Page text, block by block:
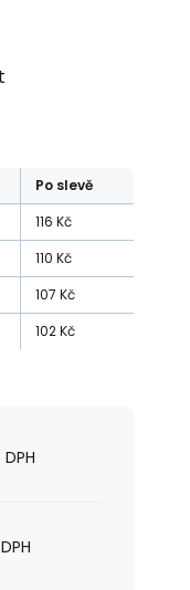
Po slevě
116 Kč
110 Kč
107 Kč
102Kč